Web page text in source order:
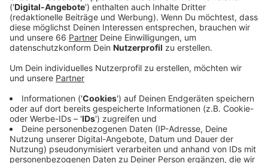
(09. Juni 2021) mitgeteilt. Beide Veranstaltungen
sollten eigentlich im Juli stattfinden.
Veröffentlicht:Mittwoch, 09.06.2021 16:03
Anzeige
Wie so viele Events werden auch die Jazz-Rally und
das Frankreichfest verschoben. Neuer Termin für das
Jazz-Festival ist Pfingsten 2022. Das Düsseldorfer
Frankreichfest soll einen Monat später, also Anfang